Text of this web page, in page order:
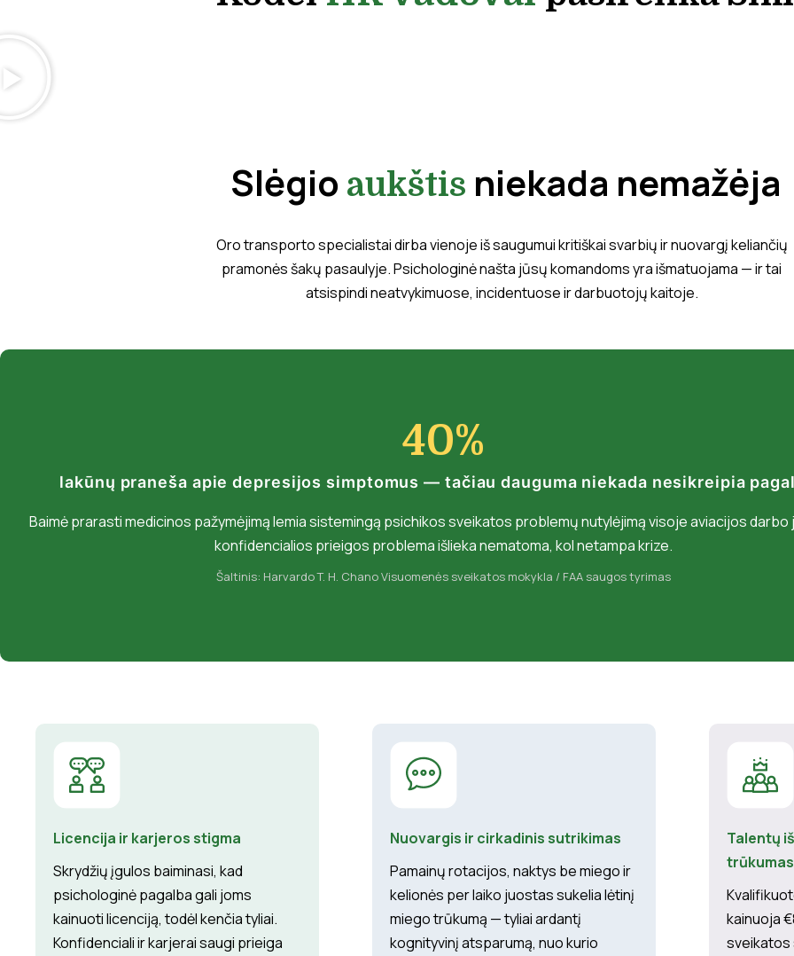
Slėgio aukštis niekada nemažėja
Oro transporto specialistai dirba vienoje iš saugumui kritiškai svarbių ir nuovargį keliančių
pramonės šakų pasaulyje. Psichologinė našta jūsų komandoms yra išmatuojama — ir tai
atsispindi neatvykimuose, incidentuose ir darbuotojų kaitoje.
40%
lakūnų praneša apie depresijos simptomus — tačiau dauguma niekada nesikreipia
Baimė prarasti medicinos pažymėjimą lemia sistemingą psichikos sveikatos problemų nutylėjimą visoje aviacijos darbo
konfidencialios prieigos problema išlieka nematoma, kol netampa krize.
Šaltinis: Harvardo T. H. Chano Visuomenės sveikatos mokykla / FAA saugos tyrimas
Licencija ir karjeros stigma
Skrydžių įgulos baiminasi, kad
psichologinė pagalba gali joms
kainuoti licenciją, todėl kenčia tyliai.
Konfidenciali ir karjerai saugi prieiga
Nuovargis ir cirkadinis sutrikimas
Pamainų rotacijos, naktys be miego ir
kelionės per laiko juostas sukelia lėtinį
miego trūkumą — tyliai ardantį
kognityvinį atsparumą, nuo kurio
Talentų
trūkumas
kainuoja
sveikatos